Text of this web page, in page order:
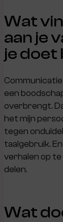
Wat
aan je
je doet
een
overbrengt.
het mijn
tegen
taalgebruik.
verhalen op
delen.
Wat